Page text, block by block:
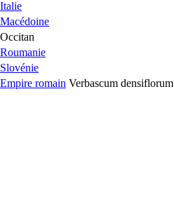
Verbascum densiflorum